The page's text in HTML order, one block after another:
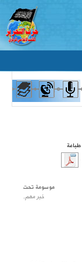
طباعة
موسومة تحت
خبر مهم,